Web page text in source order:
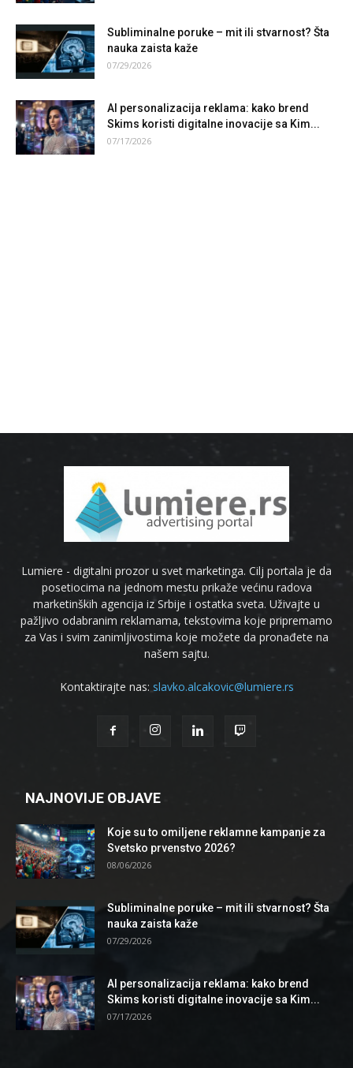
Subliminalne poruke – mit ili stvarnost? Šta
nauka zaista kaže
07/29/2026
AI personalizacija reklama: kako brend
Skims koristi digitalne inovacije sa Kim...
07/17/2026
Lumiere - digitalni prozor u svet marketinga. Cilj portala je da
posetiocima na jednom mestu prikaže većinu radova
marketinških agencija iz Srbije i ostatka sveta. Uživajte u
pažljivo odabranim reklamama, tekstovima koje pripremamo
za Vas i svim zanimljivostima koje možete da pronađete na
našem sajtu.
Kontaktirajte nas: slavko.alcakovic@lumiere.rs
NAJNOVIJE OBJAVE
Koje su to omiljene reklamne kampanje za
Svetsko prvenstvo 2026?
08/06/2026
Subliminalne poruke – mit ili stvarnost? Šta
nauka zaista kaže
07/29/2026
AI personalizacija reklama: kako brend
Skims koristi digitalne inovacije sa Kim...
07/17/2026